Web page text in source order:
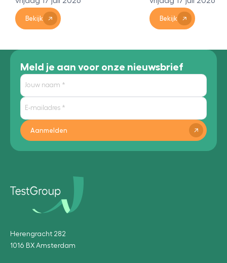
Bekijk Bekijk
Meld je aan voor onze nieuwsbrief
Aanmelden
Herengracht 282
1016 BX Amsterdam